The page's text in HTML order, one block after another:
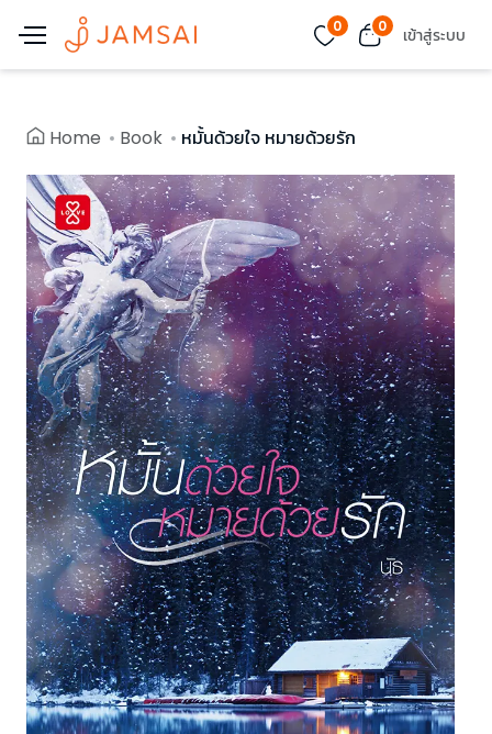
0 0 เข้าสู่ระบบ
Home Book หมั้นด้วยใจ หมายด้วยรัก